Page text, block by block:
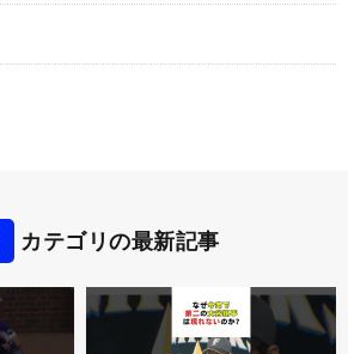
カテゴリの最新記事